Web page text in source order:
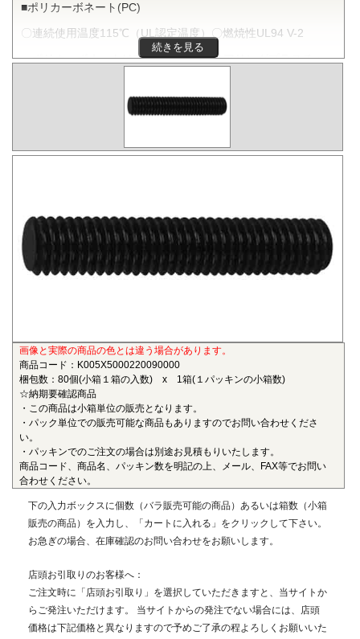
■ポリカーボネート(PC)
〇連続使用温度115℃（UL認定温度）〇燃焼性UL94 V-2
ポリカーボネートは非晶性のエンジニアリングプラスチッ
どをバランスよく備え、かつ透明で自己消火性を示すことか
ら、電気・電子分野から自動車、医療分野にいたるまで、幅
■ポリフェニレンサルファイド(PPS)
す。優れた耐熱性を有し、高温度雰囲気中で長時間使用して
も物性劣化はほとんどありません。また、耐薬品性、機械的
特性、電気的特性、および寸法安定性にも優れ、電気・電子
部品、自動車部品、化学機械部品などに用いられています。
ポリアミドMXD6をベースポリマーとし、ガラス繊維50%で
強化した結晶性のエンジニアリングプラスチックです。エン
プラの中で最も大きい強度・弾性率を有し、耐油性や耐熱性
にも優れることから、金属の代替材料として自動車等輸送機
部品、一般機械、精密機械部品、電気・電子機器部品、土木
建築用部材などの用いられています。
■ポリエーテルエーテルケトン(PEEK)
半結晶性の最高級性能を有するスーパーエンジニアリング
プラスチックです。エンプラのなかでも最高レベルの耐薬品
す。また、耐熱性、耐摩耗性、耐燃性、耐加水分解性にも優
れ、OA機器分野、自動車分野、ICウェハキャリア、LCD製造
用治具などで用いられています。PEEKはVictrex plcの日本に
おける登録商標です。
続きを見る
画像と実際の商品の色とは違う場合があります。
商品コード：K005X5000220090000
梱包数：80個(小箱１箱の入数) x 1箱(１パッキンの小箱数)
☆納期要確認商品
・この商品は小箱単位の販売となります。
・パック単位での販売可能な商品もありますのでお問い合わせくださ
い。
・パッキンでのご注文の場合は別途お見積もりいたします。
商品コード、商品名、パッキン数を明記の上、メール、FAX等でお問い
合わせください。
下の入力ボックスに個数（バラ販売可能の商品）あるいは箱数（小箱
販売の商品）を入力し、「カートに入れる」をクリックして下さい。
お急ぎの場合、在庫確認のお問い合わせをお願いします。
店頭お引取りのお客様へ：
ご注文時に「店頭お引取り」を選択していただきますと、当サイトか
らご発注いただけます。 当サイトからの発注でない場合には、店頭
価格は下記価格と異なりますので予めご了承の程よろしくお願いいた